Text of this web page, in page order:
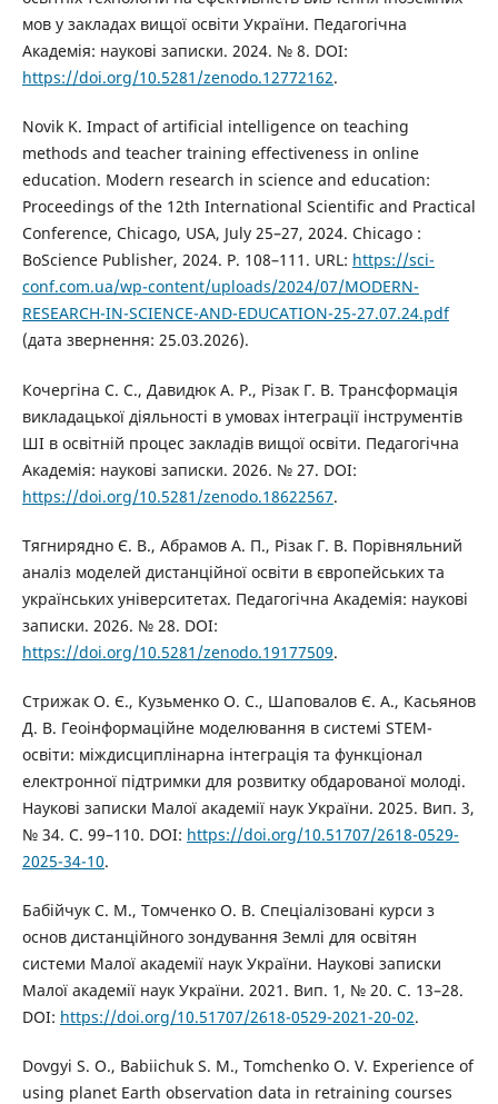
мов у закладах вищої освіти України. Педагогічна
Академія: наукові записки. 2024. № 8. DOI:
https://doi.org/10.5281/zenodo.12772162.
Novik K. Impact of artificial intelligence on teaching
methods and teacher training effectiveness in online
education. Modern research in science and education:
Proceedings of the 12th International Scientific and Practical
Conference, Chicago, USA, July 25–27, 2024. Chicago :
BoScience Publisher, 2024. P. 108–111. URL: https://sci-
conf.com.ua/wp-content/uploads/2024/07/MODERN-
RESEARCH-IN-SCIENCE-AND-EDUCATION-25-27.07.24.pdf
(дата звернення: 25.03.2026).
Кочергіна С. С., Давидюк А. Р., Різак Г. В. Трансформація
викладацької діяльності в умовах інтеграції інструментів
ШІ в освітній процес закладів вищої освіти. Педагогічна
Академія: наукові записки. 2026. № 27. DOI:
https://doi.org/10.5281/zenodo.18622567.
Тягнирядно Є. В., Абрамов А. П., Різак Г. В. Порівняльний
аналіз моделей дистанційної освіти в європейських та
українських університетах. Педагогічна Академія: наукові
записки. 2026. № 28. DOI:
https://doi.org/10.5281/zenodo.19177509.
Стрижак О. Є., Кузьменко О. С., Шаповалов Є. А., Касьянов
Д. В. Геоінформаційне моделювання в системі STEM-
освіти: міждисциплінарна інтеграція та функціонал
електронної підтримки для розвитку обдарованої молоді.
Наукові записки Малої академії наук України. 2025. Вип. 3,
№ 34. С. 99–110. DOI: https://doi.org/10.51707/2618-0529-
2025-34-10.
Бабійчук С. М., Томченко О. В. Спеціалізовані курси з
основ дистанційного зондування Землі для освітян
системи Малої академії наук України. Наукові записки
Малої академії наук України. 2021. Вип. 1, № 20. С. 13–28.
DOI: https://doi.org/10.51707/2618-0529-2021-20-02.
Dovgyi S. O., Babiichuk S. M., Tomchenko O. V. Experience of
using planet Earth observation data in retraining courses